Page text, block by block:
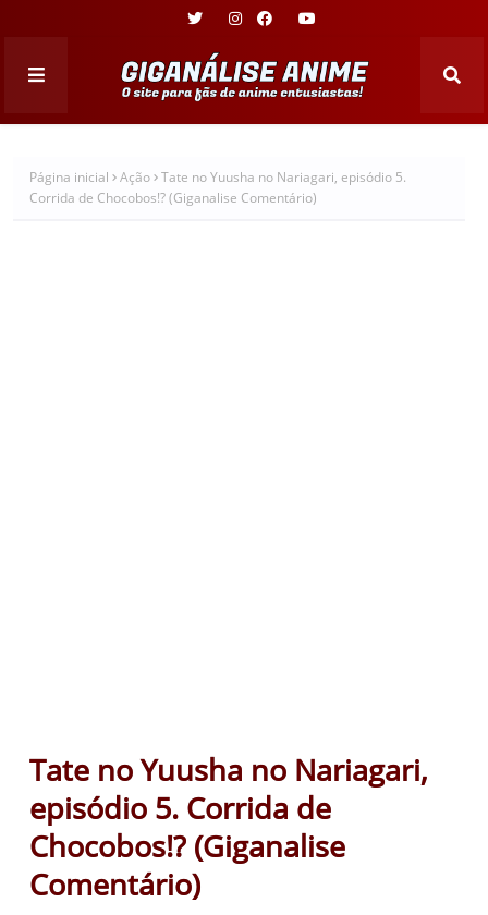
Página inicial Ação Tate no Yuusha no Nariagari, episódio 5.
Corrida de Chocobos!? (Giganalise Comentário)
Tate no Yuusha no Nariagari,
episódio 5. Corrida de
Chocobos!? (Giganalise
Comentário)